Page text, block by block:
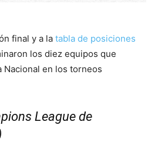
final y a la tabla de posiciones
los diez equipos que
Nacional en los torneos
League de